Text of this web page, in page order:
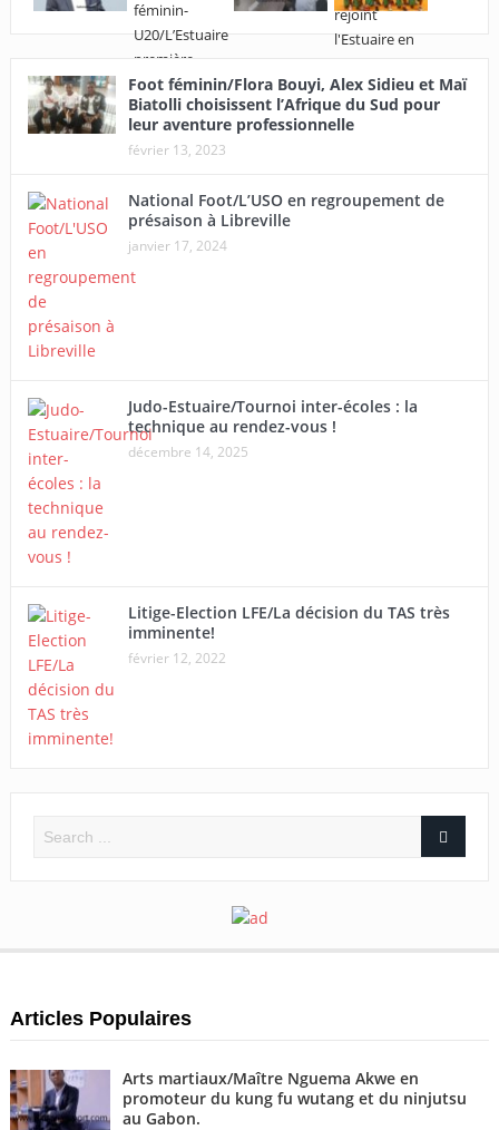
Foot féminin/Flora Bouyi, Alex Sidieu et Maï
Biatolli choisissent l’Afrique du Sud pour
leur aventure professionnelle
février 13, 2023
National Foot/L’USO en regroupement de
présaison à Libreville
janvier 17, 2024
Judo-Estuaire/Tournoi inter-écoles : la
technique au rendez-vous !
décembre 14, 2025
Litige-Election LFE/La décision du TAS très
imminente!
février 12, 2022
Articles Populaires
Arts martiaux/Maître Nguema Akwe en
promoteur du kung fu wutang et du ninjutsu
au Gabon.